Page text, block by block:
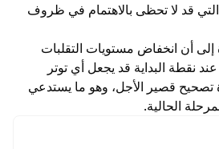
التي قد لا تحظى بالاهتمام في ظروف
إلى أن انخفاض مستويات التقلبات
نقطة البداية قد يجعل أي توتر
قصير الأجل، وهو ما يستدعي
الحالية.